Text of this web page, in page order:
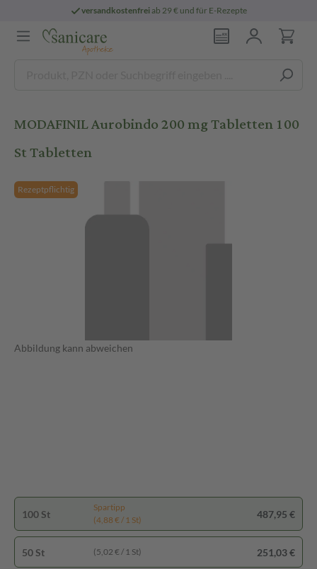
versandkostenfreiab 29 € und für E-Rezepte
MODAFINIL Aurobindo 200 mg Tabletten 100
St Tabletten
Rezeptpflichtig
Abbildung kann abweichen
100 St
Spartipp
(4,88 € / 1 St)
487,95 €
50 St (5,02 € / 1 St) 251,03 €